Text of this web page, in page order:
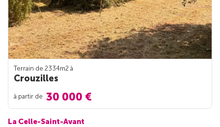
Terrain de 2334m2 à
Crouzilles
à partir de 30 000 €
La Celle-Saint-Avant